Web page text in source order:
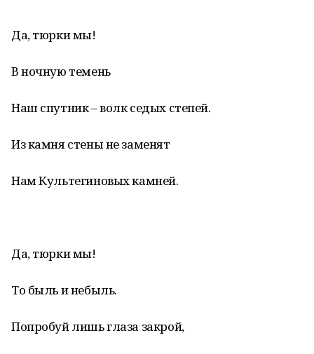
Да, тюрки мы!
В ночную темень
Наш спутник – волк седых степей.
Из камня стены не заменят
Нам Культегиновых камней.
Да, тюрки мы!
То быль и небыль.
Попробуй лишь глаза закрой,